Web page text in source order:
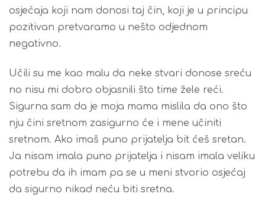
osjećaja koji nam donosi taj čin, koji je u principu
pozitivan pretvaramo u nešto odjednom
negativno.
Učili su me kao malu da neke stvari donose sreću
no nisu mi dobro objasnili što time žele reći.
Sigurna sam da je moja mama mislila da ono što
nju čini sretnom zasigurno će i mene učiniti
sretnom. Ako imaš puno prijatelja bit ćeš sretan.
Ja nisam imala puno prijatelja i nisam imala veliku
potrebu da ih imam pa se u meni stvorio osjećaj
da sigurno nikad neću biti sretna.